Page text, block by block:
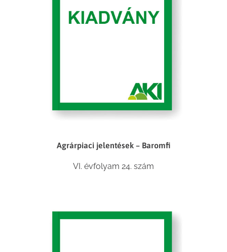
Agrárpiaci jelentések – Baromfi
VI. évfolyam 24. szám